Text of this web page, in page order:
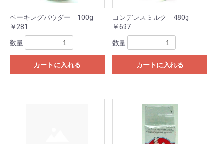
ベーキングパウダー 100g
￥281
数量
カートに入れる
コンデンスミルク 480g
￥697
数量
カートに入れる